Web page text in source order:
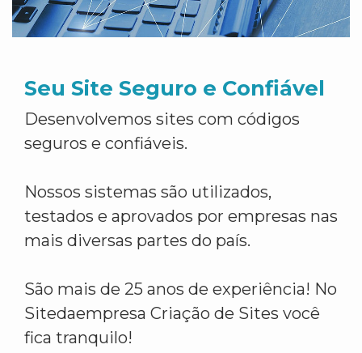
Seu Site Seguro e Confiável
Desenvolvemos sites com códigos
seguros e confiáveis.
Nossos sistemas são utilizados,
testados e aprovados por empresas nas
mais diversas partes do país.
São mais de 25 anos de experiência! No
Sitedaempresa Criação de Sites você
fica tranquilo!